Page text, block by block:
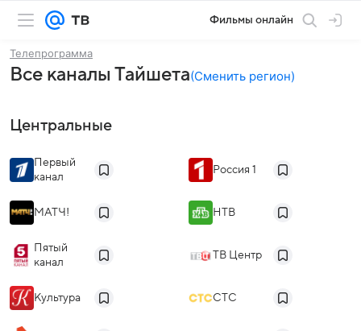
Фильмы онлайн
Телепрограмма
Все каналы Тайшета(Сменить регион)
Центральные
Первый
канал
Россия 1
МАТЧ! НТВ
Пятый
канал
ТВ Центр
Культура СТС